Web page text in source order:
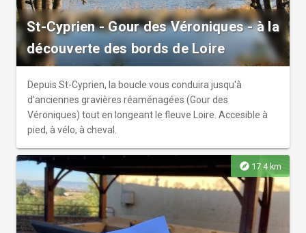
St-Cyprien - Gour des Véroniques - à la
découverte des bords de Loire
Depuis St-Cyprien, la boucle vous conduira jusqu'à
d'anciennes gravières réaménagées (Gour des
Véroniques) tout en longeant le fleuve Loire. Accesible à
pied, à vélo, à cheval.
explore 17.4 km